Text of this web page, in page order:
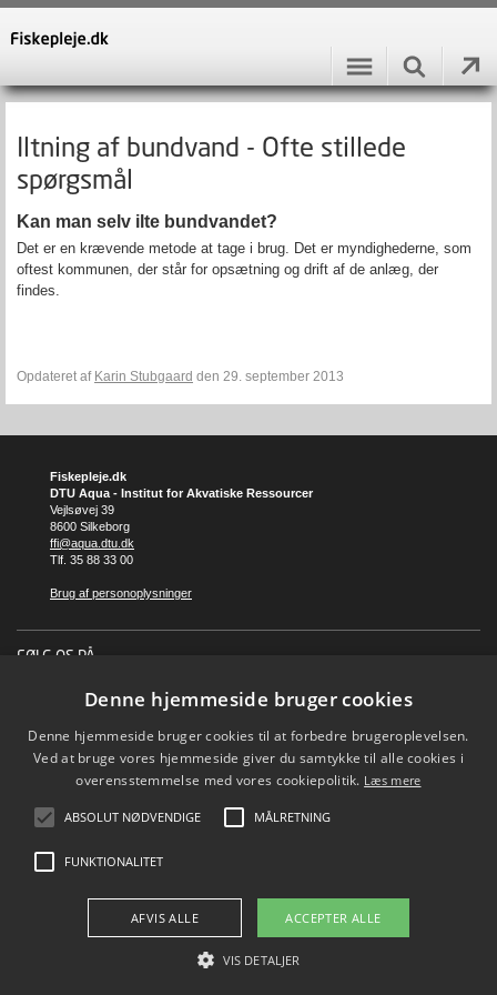
Iltning af bundvand - Ofte stillede
spørgsmål
Kan man selv ilte bundvandet?
Det er en krævende metode at tage i brug. Det er myndighederne, som
oftest kommunen, der står for opsætning og drift af de anlæg, der
findes.
Opdateret af Karin Stubgaard den 29. september 2013
Fiskepleje.dk
DTU Aqua - Institut for Akvatiske Ressourcer
Vejlsøvej 39
8600 Silkeborg
ffi@aqua.dtu.dk
Tlf. 35 88 33 00
Brug af personoplysninger
FØLG OS PÅ
Denne hjemmeside bruger cookies
Denne hjemmeside bruger cookies til at forbedre brugeroplevelsen.
Ved at bruge vores hjemmeside giver du samtykke til alle cookies i
overensstemmelse med vores cookiepolitik. Læs mere
ABSOLUT NØDVENDIGE MÅLRETNING
FUNKTIONALITET
ACCEPTER ALLE
AFVIS ALLE
VIS DETALJER